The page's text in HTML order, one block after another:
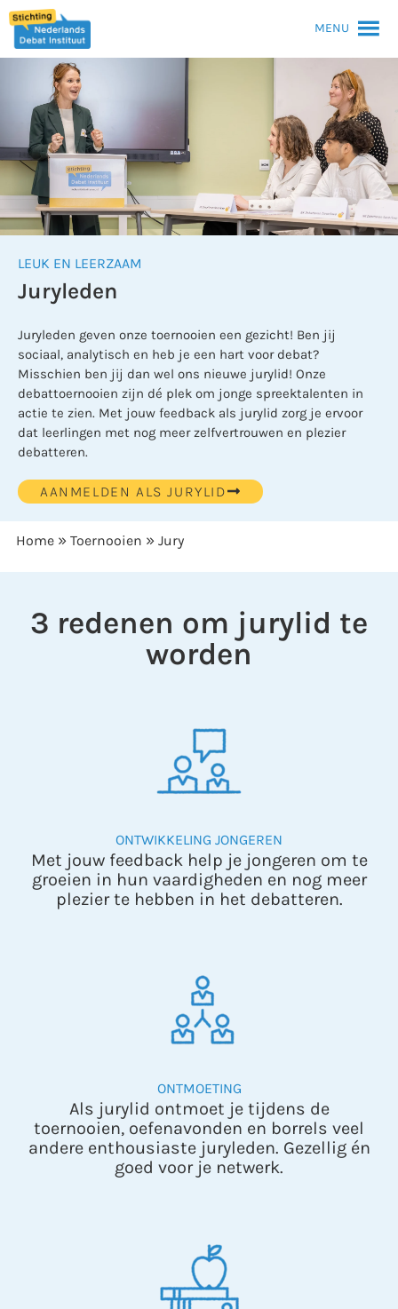
MENU
LEUK EN LEERZAAM
Juryleden
Juryleden geven onze toernooien een gezicht! Ben jij
sociaal, analytisch en heb je een hart voor debat?
Misschien ben jij dan wel ons nieuwe jurylid! Onze
debattoernooien zijn dé plek om jonge spreektalenten in
actie te zien. Met jouw feedback als jurylid zorg je ervoor
dat leerlingen met nog meer zelfvertrouwen en plezier
debatteren.
AANMELDEN ALS JURYLID
Home » Toernooien » Jury
3 redenen om jurylid te
worden
ONTWIKKELING JONGEREN
Met jouw feedback help je jongeren om te
groeien in hun vaardigheden en nog meer
plezier te hebben in het debatteren.
ONTMOETING
Als jurylid ontmoet je tijdens de
toernooien, oefenavonden en borrels veel
andere enthousiaste juryleden. Gezellig én
goed voor je netwerk.